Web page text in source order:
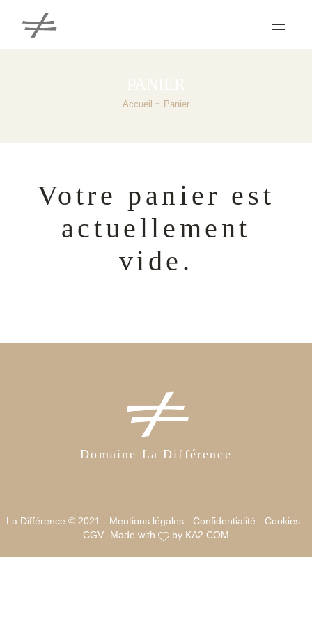
Accueil Panier
Votre panier est
actuellement
vide.
Domaine La Différence
La Différence © 2021 - Mentions légales- Confidentialité - Cookies-
CGV -Made with by KA2 COM